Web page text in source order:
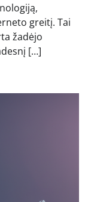
greitį. Tai
žadėjo
[…]